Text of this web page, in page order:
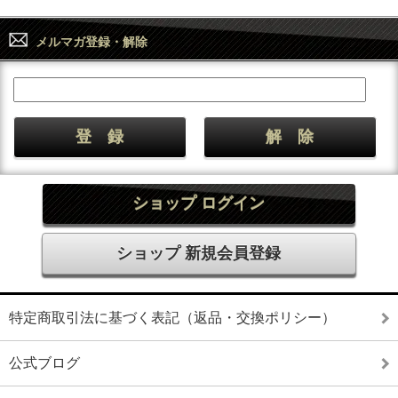
メルマガ登録・解除
ショップ ログイン
ショップ 新規会員登録
特定商取引法に基づく表記（返品・交換ポリシー）
公式ブログ